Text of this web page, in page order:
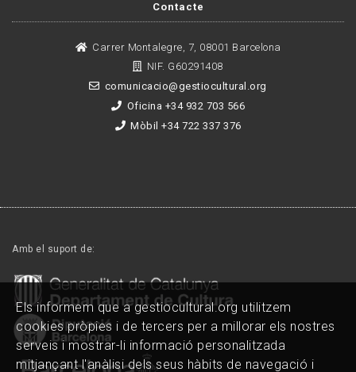
Contacte
Carrer Montalegre, 7, 08001 Barcelona
NIF. G60291408
comunicacio@gestiocultural.org
Oficina +34 932 703 566
Mòbil +34 722 337 376
Amb el suport de:
Els informem que a gestiocultural.org utilitzem
cookies pròpies i de tercers per a millorar els nostres
serveis i mostrar-li informació personalitzada
mitjançant l'anàlisi dels seus hàbits de navegació i